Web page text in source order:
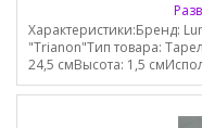
Характеристики:Бренд:
"Trianon"Тип товара:
24,5 смВысота: 1,5